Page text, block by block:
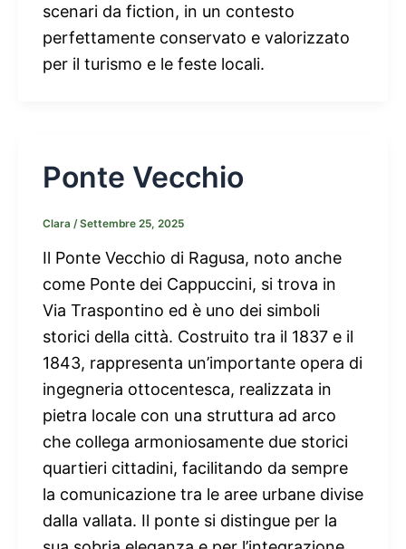
scenari da fiction, in un contesto
perfettamente conservato e valorizzato
per il turismo e le feste locali.
Ponte Vecchio
Clara /Settembre 25, 2025
Il Ponte Vecchio di Ragusa, noto anche
come Ponte dei Cappuccini, si trova in
Via Traspontino ed è uno dei simboli
storici della città. Costruito tra il 1837 e il
1843, rappresenta un’importante opera di
ingegneria ottocentesca, realizzata in
pietra locale con una struttura ad arco
che collega armoniosamente due storici
quartieri cittadini, facilitando da sempre
la comunicazione tra le aree urbane divise
dalla vallata. Il ponte si distingue per la